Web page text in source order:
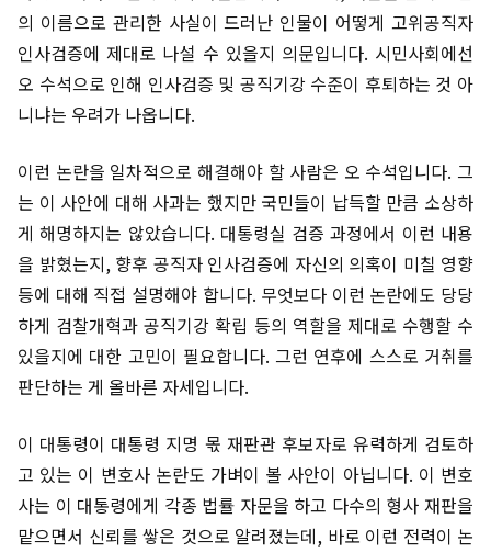
의 이름으로 관리한 사실이 드러난 인물이 어떻게 고위공직자
인사검증에 제대로 나설 수 있을지 의문입니다. 시민사회에선
오 수석으로 인해 인사검증 및 공직기강 수준이 후퇴하는 것 아
니냐는 우려가 나옵니다.
이런 논란을 일차적으로 해결해야 할 사람은 오 수석입니다. 그
는 이 사안에 대해 사과는 했지만 국민들이 납득할 만큼 소상하
게 해명하지는 않았습니다. 대통령실 검증 과정에서 이런 내용
을 밝혔는지, 향후 공직자 인사검증에 자신의 의혹이 미칠 영향
등에 대해 직접 설명해야 합니다. 무엇보다 이런 논란에도 당당
하게 검찰개혁과 공직기강 확립 등의 역할을 제대로 수행할 수
있을지에 대한 고민이 필요합니다. 그런 연후에 스스로 거취를
판단하는 게 올바른 자세입니다.
이 대통령이 대통령 지명 몫 재판관 후보자로 유력하게 검토하
고 있는 이 변호사 논란도 가벼이 볼 사안이 아닙니다. 이 변호
사는 이 대통령에게 각종 법률 자문을 하고 다수의 형사 재판을
맡으면서 신뢰를 쌓은 것으로 알려졌는데, 바로 이런 전력이 논